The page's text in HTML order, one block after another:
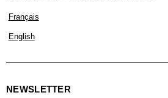
Français
English
NEWSLETTER